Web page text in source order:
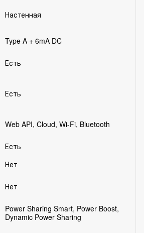
Настенная
Type A + 6mA DC
Есть
Есть
Web API, Cloud, Wi-Fi, Bluetooth
Есть
Нет
Нет
Power Sharing Smart, Power Boost,
Dynamic Power Sharing